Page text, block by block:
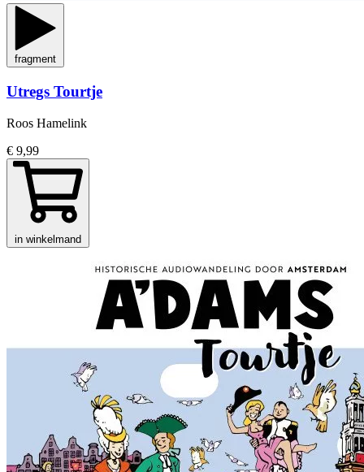
fragment
Utregs Tourtje
Roos Hamelink
€ 9,99
in winkelmand